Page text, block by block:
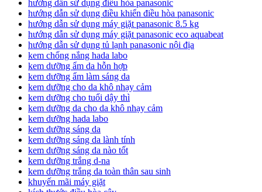
hướng dẫn sử dụng điều hòa panasonic
hướng dẫn sử dụng điều khiển điều hòa panasonic
hướng dẫn sử dụng máy giặt panasonic 8.5 kg
hướng dẫn sử dụng máy giặt panasonic eco aquabeat
hướng dẫn sử dụng tủ lạnh panasonic nội địa
kem chống nắng hada labo
kem dưỡng ẩm da hỗn hợp
kem dưỡng ẩm làm sáng da
kem dưỡng cho da khô nhạy cảm
kem dưỡng cho tuổi dậy thì
kem dưỡng da cho da khô nhạy cảm
kem dưỡng hada labo
kem dưỡng sáng da
kem dưỡng sáng da lành tính
kem dưỡng sáng da nào tốt
kem dưỡng trắng d-na
kem dưỡng trắng da toàn thân sau sinh
khuyến mãi máy giặt